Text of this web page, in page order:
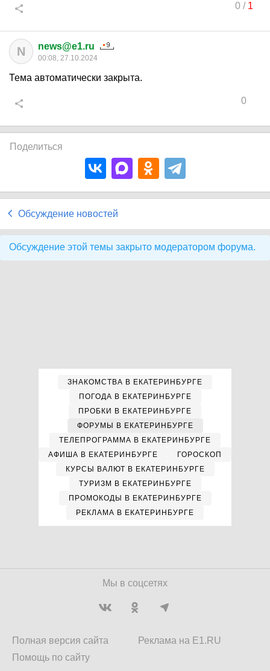
0/ 1
N news@e1.ru
00:08, 27.10.2024
Тема автоматически закрыта.
0
Поделиться
Обсуждение новостей
Обсуждение этой темы закрыто модератором форума.
ЗНАКОМСТВА В ЕКАТЕРИНБУРГЕ
ПОГОДА В ЕКАТЕРИНБУРГЕ
ПРОБКИ В ЕКАТЕРИНБУРГЕ
ФОРУМЫ В ЕКАТЕРИНБУРГЕ
ТЕЛЕПРОГРАММА В ЕКАТЕРИНБУРГЕ
АФИША В ЕКАТЕРИНБУРГЕ
ГОРОСКОП
КУРСЫ ВАЛЮТ В ЕКАТЕРИНБУРГЕ
ТУРИЗМ В ЕКАТЕРИНБУРГЕ
ПРОМОКОДЫ В ЕКАТЕРИНБУРГЕ
РЕКЛАМА В ЕКАТЕРИНБУРГЕ
Мы в соцсетях
Полная версия сайта
Помощь по сайту
Реклама на E1.RU